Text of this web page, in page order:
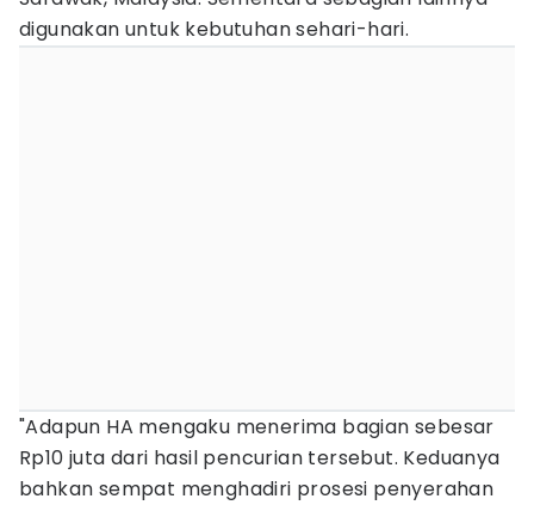
digunakan untuk kebutuhan sehari-hari.
"Adapun HA mengaku menerima bagian sebesar
Rp10 juta dari hasil pencurian tersebut. Keduanya
bahkan sempat menghadiri prosesi penyerahan